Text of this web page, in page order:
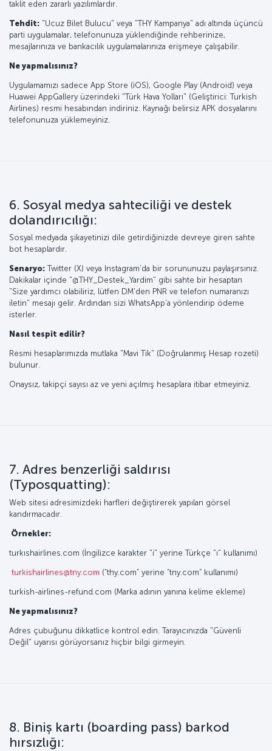
taklit eden zararlı yazılımlardır.
Tehdit: "Ucuz Bilet Bulucu" veya "THY Kampanya" adı altında üçüncü
parti uygulamalar, telefonunuza yüklendiğinde rehberinize,
mesajlarınıza ve bankacılık uygulamalarınıza erişmeye çalışabilir.
Ne yapmalısınız?
Uygulamamızı sadece App Store (iOS), Google Play (Android) veya
Huawei AppGallery üzerindeki "Türk Hava Yolları" (Geliştirici: Turkish
Airlines) resmi hesabından indiriniz. Kaynağı belirsiz APK dosyalarını
telefonunuza yüklemeyiniz.
6. Sosyal medya sahteciliği ve destek
dolandırıcılığı:
Sosyal medyada şikayetinizi dile getirdiğinizde devreye giren sahte
bot hesaplardır.
Senaryo: Twitter (X) veya Instagram'da bir sorununuzu paylaşırsınız.
Dakikalar içinde "@THY_Destek_Yardim" gibi sahte bir hesaptan
"Size yardımcı olabiliriz, lütfen DM'den PNR ve telefon numaranızı
iletin" mesajı gelir. Ardından sizi WhatsApp'a yönlendirip ödeme
isterler.
Nasıl tespit edilir?
Resmi hesaplarımızda mutlaka "Mavi Tik" (Doğrulanmış Hesap rozeti)
bulunur.
Onaysız, takipçi sayısı az ve yeni açılmış hesaplara itibar etmeyiniz.
7. Adres benzerliği saldırısı
(Typosquatting):
Web sitesi adresimizdeki harfleri değiştirerek yapılan görsel
kandırmacadır.
Örnekler:
turkıshairlines.com (İngilizce karakter "i" yerine Türkçe "ı" kullanımı)
turkishairlines@tny.com (“thy.com” yerine “tny.com” kullanımı)
turkish-airlines-refund.com (Marka adının yanına kelime ekleme)
Ne yapmalısınız?
Adres çubuğunu dikkatlice kontrol edin. Tarayıcınızda "Güvenli
Değil" uyarısı görüyorsanız hiçbir bilgi girmeyin.
8. Biniş kartı (boarding pass) barkod
hırsızlığı: